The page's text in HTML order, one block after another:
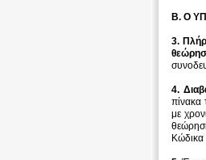
Β. Ο
3.
4.
πίνακα
με